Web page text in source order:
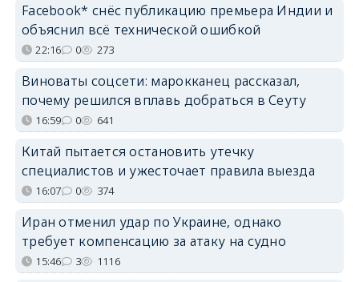
Facebook* снёс публикацию премьера Индии и
объяснил всё технической ошибкой
22:16 0 273
Виноваты соцсети: марокканец рассказал,
почему решился вплавь добраться в Сеуту
16:59 0 641
Китай пытается остановить утечку
специалистов и ужесточает правила выезда
16:07 0 374
Иран отменил удар по Украине, однако
требует компенсацию за атаку на судно
15:46 3 1116